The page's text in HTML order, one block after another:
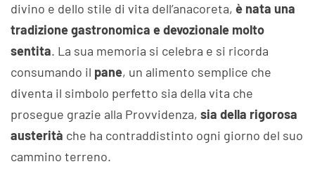
divino e dello stile di vita dell’anacoreta, è nata una
tradizione gastronomica e devozionale molto
sentita. La sua memoria si celebra e si ricorda
consumando il pane, un alimento semplice che
diventa il simbolo perfetto sia della vita che
prosegue grazie alla Provvidenza, sia della rigorosa
austerità che ha contraddistinto ogni giorno del suo
cammino terreno.